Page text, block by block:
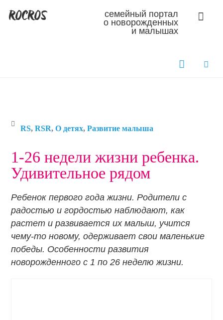
ROCROS
семейный портал
о новорожденных
и малышах
RS,RSR,О детях,Развитие малыша
1-26 недели жизни ребенка.
Удивительное рядом
Ребенок первого года жизни. Родители с
радостью и гордостью наблюдают, как
растет и развивается их малыш, учится
чему-то новому, одерживает свои маленькие
победы. Особенности развития
новорожденного с 1 по 26 неделю жизни.